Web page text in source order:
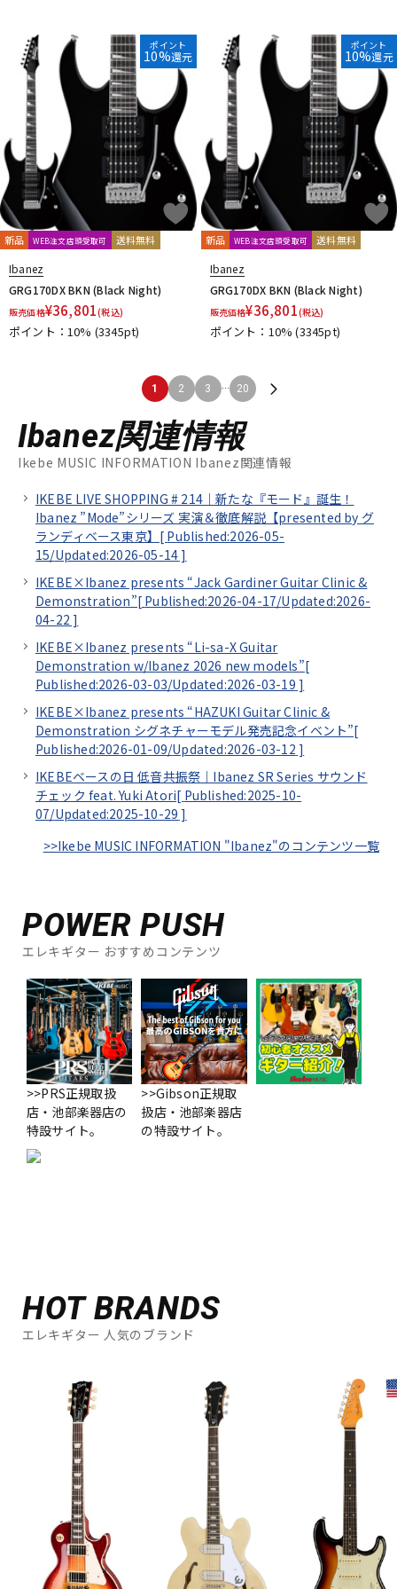
ポイント
10%還元
新品 WEB注文店頭受取可 送料無料
Ibanez
GRG170DX BKN (Black Night)
販売価格¥36,801(税込)
ポイント：10% (3345pt)
ポイント
10%還元
新品 WEB注文店頭受取可 送料無料
Ibanez
GRG170DX BKN (Black Night)
販売価格¥36,801(税込)
ポイント：10%(3345pt)
1 2 3 ... 20
Ibanez関連情報
Ikebe MUSIC INFORMATION Ibanez関連情報
IKEBE LIVE SHOPPING # 214｜新たな『モード』誕生！
Ibanez ”Mode”シリーズ 実演＆徹底解説【presented by グ
ランディベース東京】[ Published:2026-05-
15/Updated:2026-05-14 ]
IKEBE×Ibanez presents “Jack Gardiner Guitar Clinic &
Demonstration”[ Published:2026-04-17/Updated:2026-
04-22 ]
IKEBE×Ibanez presents “Li-sa-X Guitar
Demonstration w/Ibanez 2026 new models”[
Published:2026-03-03/Updated:2026-03-19 ]
IKEBE×Ibanez presents “HAZUKI Guitar Clinic &
Demonstration シグネチャーモデル発売記念イベント”[
Published:2026-01-09/Updated:2026-03-12 ]
IKEBEベースの日 低音共振祭｜Ibanez SR Series サウンド
チェック feat. Yuki Atori[ Published:2025-10-
07/Updated:2025-10-29 ]
>>Ikebe MUSIC INFORMATION "Ibanez"のコンテンツ一覧
POWER PUSH
エレキギター おすすめコンテンツ
>>PRS正規取扱
店・池部楽器店の
特設サイト。
>>Gibson正規取
扱店・池部楽器店
の特設サイト。
HOT BRANDS
エレキギター 人気のブランド